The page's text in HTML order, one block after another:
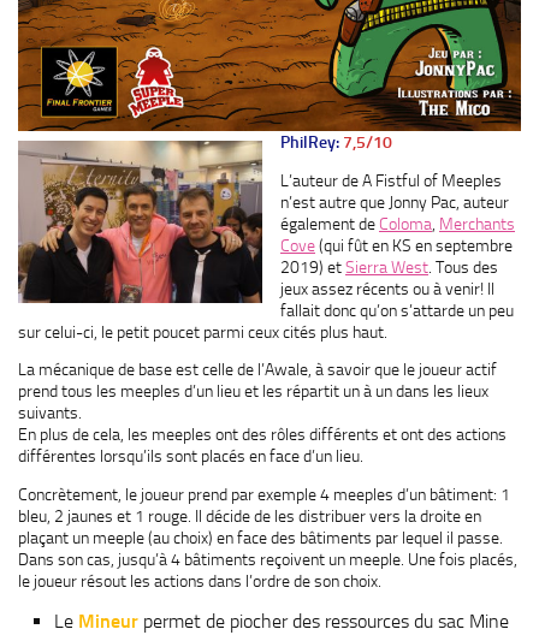
PhilRey: 7,5/10
L’auteur de A Fistful of Meeples
n’est autre que Jonny Pac, auteur
également de Coloma Merchants
Cove(qui fût en KS en septembre
2019) etSierra West . Tous des
jeux assez récents ou à venir! Il
fallait donc qu’on s’attarde un peu
sur celui-ci, le petit poucet parmi ceux cités plus haut.
La mécanique de base est celle de l’Awale, à savoir que le joueur actif
prend tous les meeples d’un lieu et les répartit un à un dans les lieux
suivants.
En plus de cela, les meeples ont des rôles différents et ont des actions
différentes lorsqu’ils sont placés en face d’un lieu.
Concrètement, le joueur prend par exemple 4 meeples d’un bâtiment: 1
bleu, 2 jaunes et 1 rouge. Il décide de les distribuer vers la droite en
plaçant un meeple (au choix) en face des bâtiments par lequel il passe.
Dans son cas, jusqu’à 4 bâtiments reçoivent un meeple. Une fois placés,
le joueur résout les actions dans l’ordre de son choix.
Le Mineur permet de piocher des ressources du sac Mine